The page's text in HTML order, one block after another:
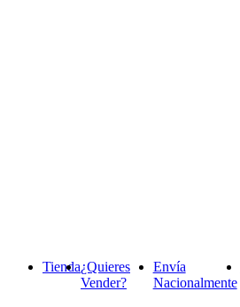
Tienda¿Quieres
Vender?
Envía
Nacionalmente